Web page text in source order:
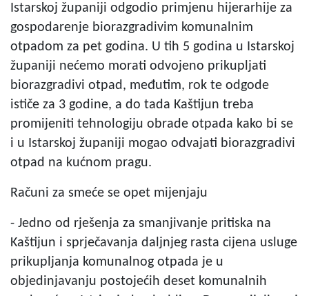
Istarskoj županiji odgodio primjenu hijerarhije za
gospodarenje biorazgradivim komunalnim
otpadom za pet godina. U tih 5 godina u Istarskoj
županiji nećemo morati odvojeno prikupljati
biorazgradivi otpad, međutim, rok te odgode
ističe za 3 godine, a do tada Kaštijun treba
promijeniti tehnologiju obrade otpada kako bi se
i u Istarskoj županiji mogao odvajati biorazgradivi
otpad na kućnom pragu.
Računi za smeće se opet mijenjaju
- Jedno od rješenja za smanjivanje pritiska na
Kaštijun i sprječavanja daljnjeg rasta cijena usluge
prikupljanja komunalnog otpada je u
objedinjavanju postojećih deset komunalnih